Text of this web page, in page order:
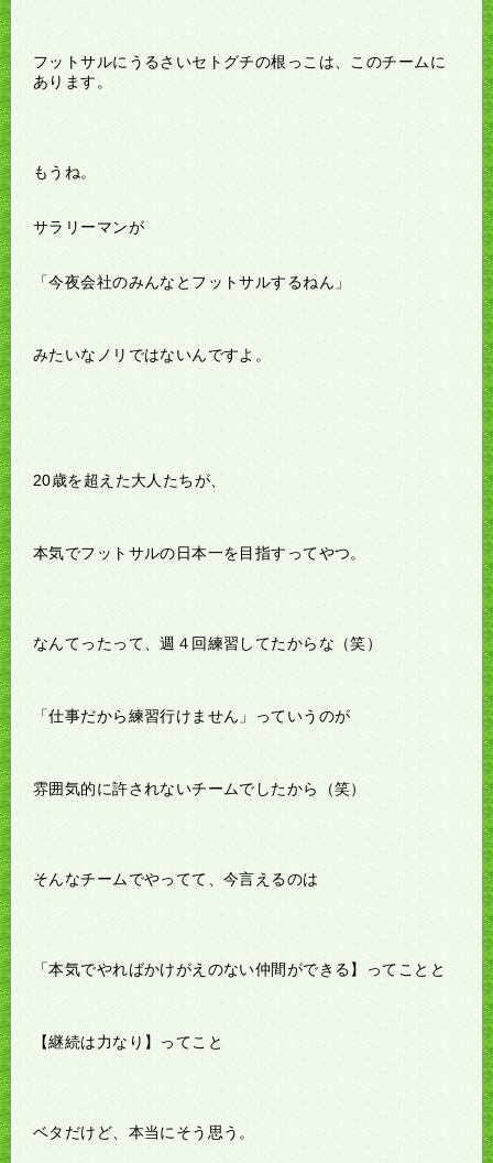
フットサルにうるさいセトグチの根っこは、このチームに
あります。
もうね。
サラリーマンが
「今夜会社のみんなとフットサルするねん」
みたいなノリではないんですよ。
20歳を超えた大人たちが、
本気でフットサルの日本一を目指すってやつ。
なんてったって、週４回練習してたからな（笑）
「仕事だから練習行けません」っていうのが
雰囲気的に許されないチームでしたから（笑）
そんなチームでやってて、今言えるのは
「本気でやればかけがえのない仲間ができる】ってことと
【継続は力なり】ってこと
ベタだけど、本当にそう思う。